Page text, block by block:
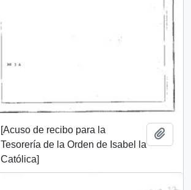
[Acuso de recibo para la
Tesorería de la Orden de Isabel la
Católica]